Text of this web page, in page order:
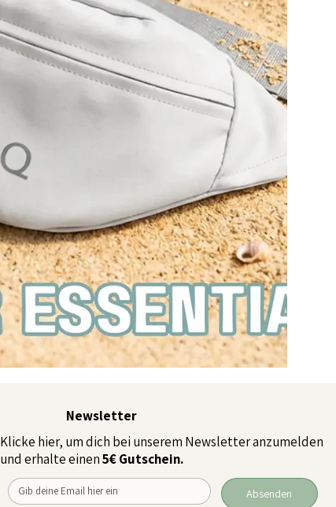
Newsletter
Klicke hier, um dich bei unserem Newsletter anzumelden
und erhalte einen5€ Gutschein.
Absenden